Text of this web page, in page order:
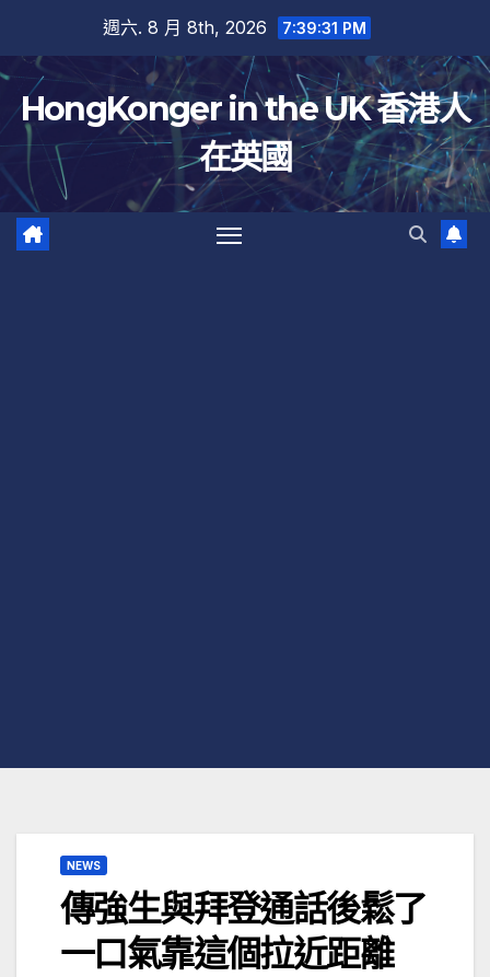
內
容
週六. 8 月 8th, 2026 7:39:31 PM
HongKonger in the UK 香港人
在英國
NEWS
傳強生與拜登通話後鬆了
一口氣靠這個拉近距離